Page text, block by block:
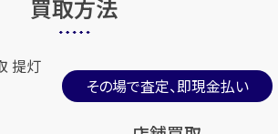
買取方法
その場で査定、即現金払い